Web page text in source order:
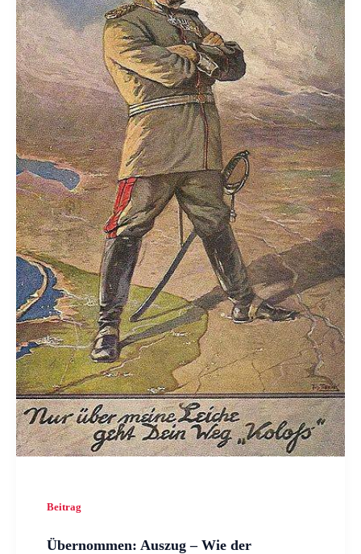
Beitrag
Übernommen: Auszug – Wie der